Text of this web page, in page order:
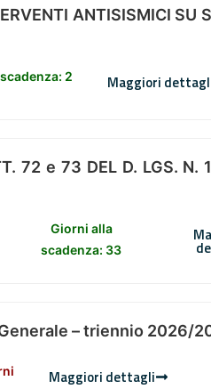
ANTISISMICI SU
2 Maggiori
72 e 73 DEL D. LGS. N.
Giorni alla
scadenza: 33
– triennio 2026/
Maggiori dettagli